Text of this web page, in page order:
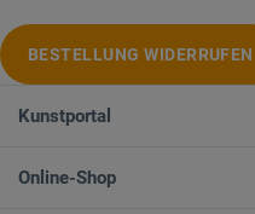
BESTELLUNG WIDERRUFEN
Kunstportal
Online-Shop